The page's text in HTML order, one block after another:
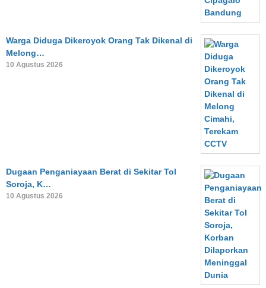
Warga Diduga Dikeroyok Orang Tak Dikenal di
Melong…
10 Agustus 2026
Dugaan Penganiayaan Berat di Sekitar Tol
Soroja, K…
10 Agustus 2026